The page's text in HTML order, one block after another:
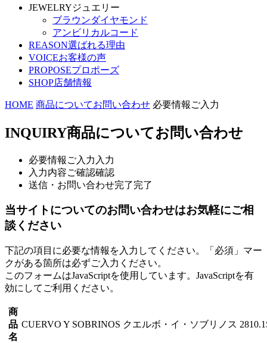
JEWELRYジュエリー
ブラウンダイヤモンド
アンビリカルコード
REASON選ばれる理由
VOICEお客様の声
PROPOSEプロポーズ
SHOP店舗情報
HOME 商品についてお問い合わせ 必要情報ご入力
INQUIRY商品についてお問い合わせ
必要情報ご入力 入力
入力内容ご確認確認
送信・お問い合わせ完了完了
当サイトについてのお問い合わせはお気軽にご相
談ください
下記の項目に必要な情報を入力してください。「必須」マー
クがある箇所は必ずご入力ください。
このフォームはJavaScriptを使用しています。JavaScriptを有
効にしてご利用ください。
商
品
名
CUERVO Y SOBRINOS クエルボ・イ・ソブリノス